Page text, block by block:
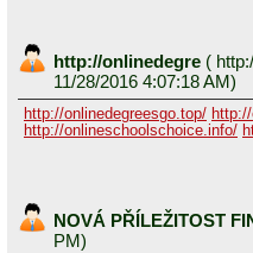
http://onlinedegre (
11/28/2016 4:07:18 AM)
http://onlinedegreesgo.top/
http://onlineschoolschoice.info/
NOVÁ PŘÍLEŽITOST
PM)